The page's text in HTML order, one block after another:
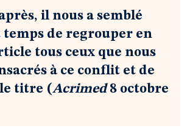
il nous a semblé
temps de regrouper en
tous ceux que nous
à ce conflit et de
titre (Acrimed8 octobre